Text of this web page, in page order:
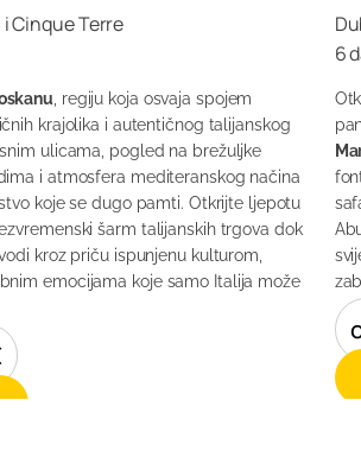
Cinque Terre
, regiju koja osvaja spojem
krajolika i autentičnog talijanskog
ulicama, pogled na brežuljke
i atmosfera mediteranskog načina
koje se dugo pamti. Otkrijte ljepotu
šarm talijanskih trgova dok
kroz priču ispunjenu kulturom,
emocijama koje samo Italija može
6